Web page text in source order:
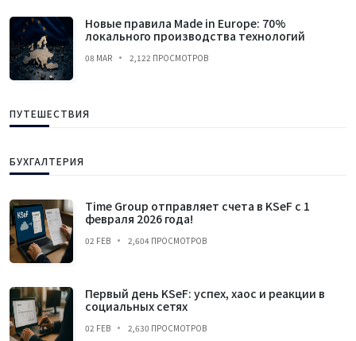
Новые правила Made in Europe: 70%
локального производства технологий
08 MAR 2,122 ПРОСМОТРОВ
ПУТЕШЕСТВИЯ
БУХГАЛТЕРИЯ
Time Group отправляет счета в KSeF с 1
февраля 2026 года!
02 FEB 2,604 ПРОСМОТРОВ
Первый день KSeF: успех, хаос и реакции в
социальных сетях
02 FEB 2,630 ПРОСМОТРОВ